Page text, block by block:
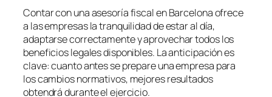
Contar con una asesoría fiscal en Barcelona ofrece
a las empresas la tranquilidad de estar al día,
adaptarse correctamente y aprovechar todos los
beneficios legales disponibles. La anticipación es
clave: cuanto antes se prepare una empresa para
los cambios normativos, mejores resultados
obtendrá durante el ejercicio.